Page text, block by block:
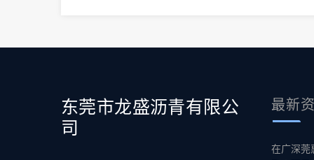
东莞市龙盛沥青有限公
司
最新
在广深莞